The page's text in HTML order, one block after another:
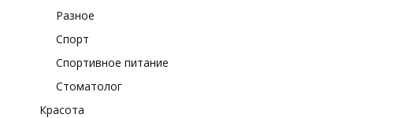
Разное
Спорт
Спортивное питание
Стоматолог
Красота